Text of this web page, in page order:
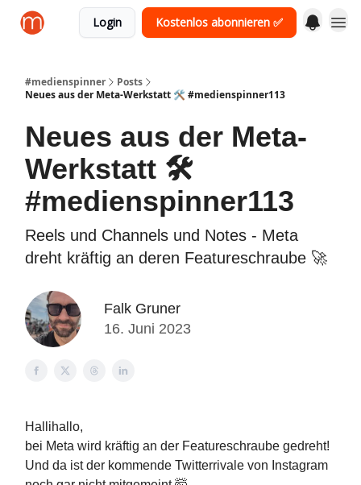
Login Kostenlos abonnieren ✅
#medienspinner
Posts
Neues aus der Meta-Werkstatt 🛠️ #medienspinner113
Neues aus der Meta-
Werkstatt 🛠️
#medienspinner113
Reels und Channels und Notes - Meta
dreht kräftig an deren Featureschraube 🚀
Falk Gruner
16. Juni 2023
Hallihallo,
bei Meta wird kräftig an der Featureschraube gedreht!
Und da ist der kommende Twitterrivale von Instagram